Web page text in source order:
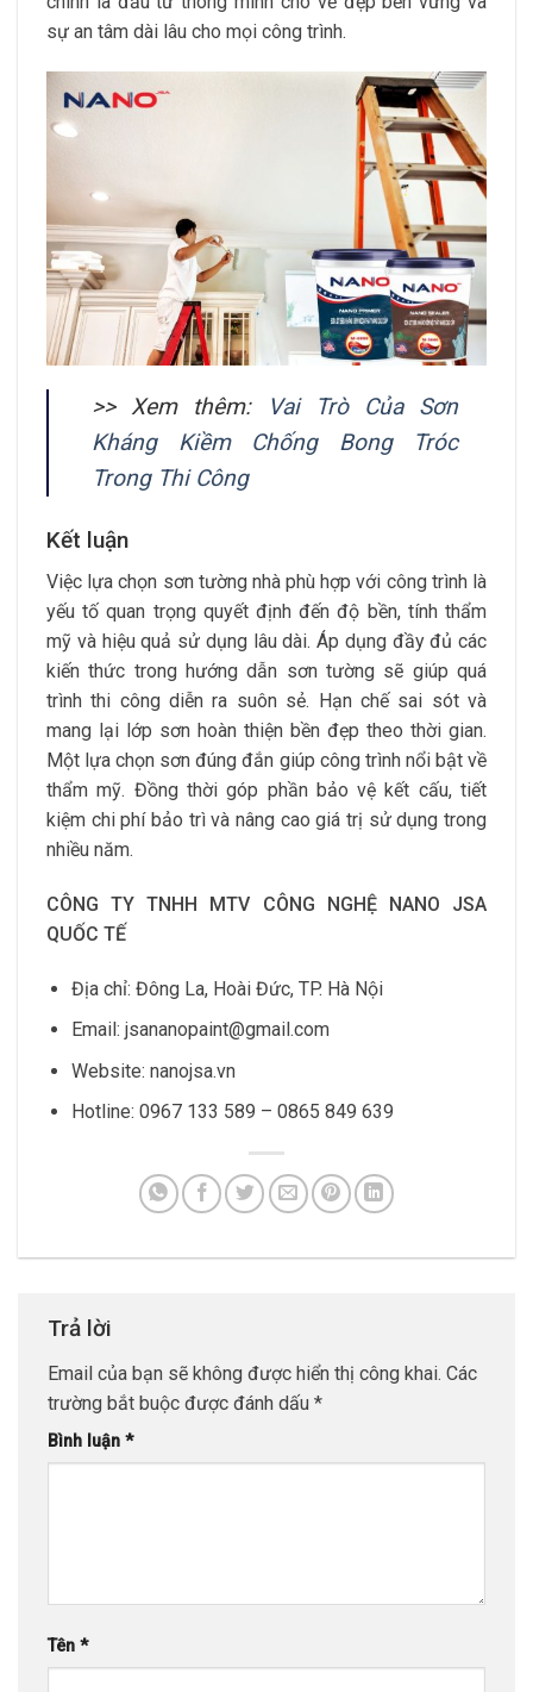
sự an tâm dài lâu cho mọi công trình.
>> Xem thêm:
Vai Trò Của Sơn
Kháng Kiềm Chống Bong Tróc
Trong Thi Công
Kết luận
Việc lựa chọn sơn tường nhà phù hợp với công trình là
yếu tố quan trọng quyết định đến độ bền, tính thẩm
mỹ và hiệu quả sử dụng lâu dài. Áp dụng đầy đủ các
kiến thức trong hướng dẫn sơn tường sẽ giúp quá
trình thi công diễn ra suôn sẻ. Hạn chế sai sót và
mang lại lớp sơn hoàn thiện bền đẹp theo thời gian.
Một lựa chọn sơn đúng đắn giúp công trình nổi bật về
thẩm mỹ. Đồng thời góp phần bảo vệ kết cấu, tiết
kiệm chi phí bảo trì và nâng cao giá trị sử dụng trong
nhiều năm.
CÔNG TY TNHH MTV CÔNG NGHỆ NANO JSA
QUỐC TẾ
Địa chỉ: Đông La, Hoài Đức, TP. Hà Nội
Email: jsananopaint@gmail.com
Website: nanojsa.vn
Hotline: 0967 133 589 – 0865 849 639
Trả lời
Email của bạn sẽ không được hiển thị công khai. Các
trường bắt buộc được đánh dấu *
Bình luận *
Tên *